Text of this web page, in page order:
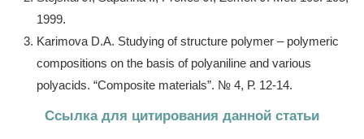
1999.
Karimova D.A. Studying of structure polymer – polymeric
compositions on the basis of polyaniline and various
polyacids. “Composite materials”. № 4, Р. 12-14.
Ссылка для цитирования данной статьи